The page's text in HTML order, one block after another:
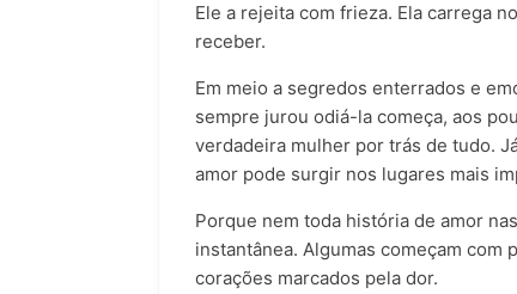
Ele a rejeita com frieza. Ela carrega
receber.
Em meio a segredos enterrados e
sempre jurou odiá-la começa, aos
verdadeira mulher por trás de tudo.
amor pode surgir nos lugares mais
Porque nem toda história de amor
instantânea. Algumas começam
corações marcados pela dor.